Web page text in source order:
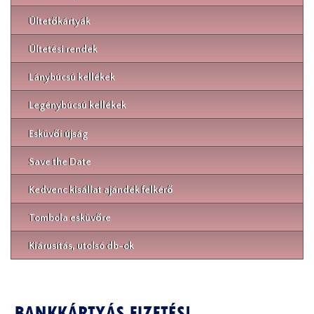
Ültetőkártyák
Ültetési rendek
Lánybúcsú kellékek
Legénybúcsú kellékek
Esküvői újság
Save the Date
Kedvenc kisállat ajándék felkérő
Tombola esküvőre
Kiárusítás, utolsó db-ok